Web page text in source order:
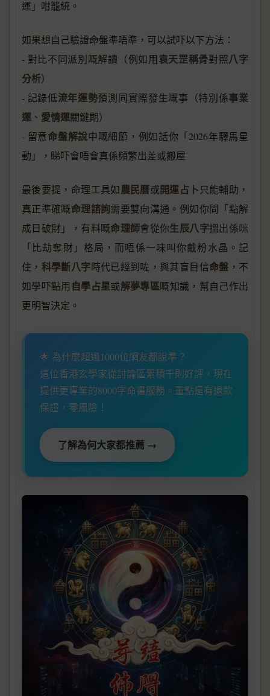
運」咁籠統。
如果想自己驗證命盤準唔準，可以試吓以下方法：
- 對比不同派別嘅解讀（例如用袁天罡稱骨對照八字
分析）
- 記錄低流年運勢預測同實際發生嘅事（特別係事業
運 、 愛情運關鍵期）
- 留意命盤解說中嘅細節，例如話你「2026年驛馬星
動」，睇吓會唔會真係頻繁出差或搬屋
最後要提，命理工具如農民曆或開運占卜只能輔助，
真正準確嘅命理諮詢需要雙向溝通。例如你問「點解
成日破財」，有料嘅命理師會從你生辰八字搵出係咪
「比劫奪財」格局，而唔係一味叫你戴粉水晶。記
住， 科學斷八字時代已經到咗，與其盲目信命盤 ，不
如學吓點用 自學占星或解夢專區嘅知識，幫自己作出
更明智決定。
🌟 為什麼超過1000位網友都說準？
這位香港玄學家從討論區累積千則好評，現在
提供更專業的8000字命書服務。重點是有退款
保證，零風險！
了解為何大家都推薦 →